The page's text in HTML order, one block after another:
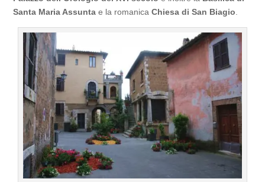
Santa Maria Assunta e la romanicaChiesa di San Biagio